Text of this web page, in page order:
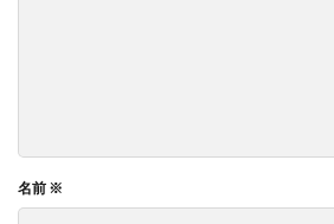
名前 ※